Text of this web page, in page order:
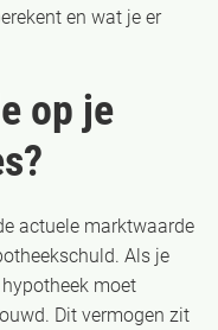
en wat je er
op je
actuele marktwaarde
Als je
moet
Dit vermogen zit